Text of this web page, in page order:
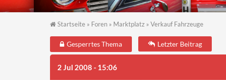
Startseite » Foren » Marktplatz » Verkauf Fahrzeuge
Gesperrtes Thema Letzter Beitrag
2 Jul 2008 - 15:06